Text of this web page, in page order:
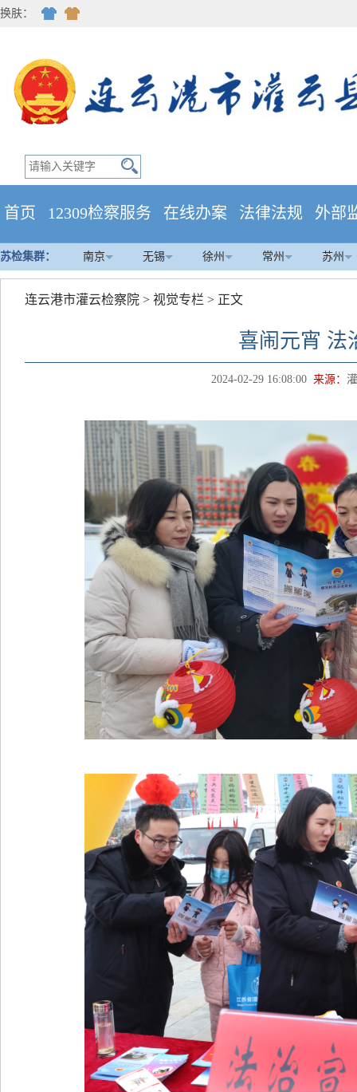
换肤：
首页 12309检察服务 在线办案 法律法规 外部
苏检集群： 南京 无锡 徐州 常州 苏州
连云港市灌云检察院 > 视觉专栏 > 正文
喜闹元宵 法
2024-02-29 16:08:00 来源：